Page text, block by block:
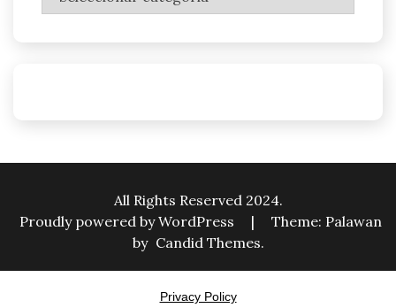
All Rights Reserved 2024.
Proudly powered by WordPress
|
Theme: Palawan
by Candid Themes.
Privacy Policy